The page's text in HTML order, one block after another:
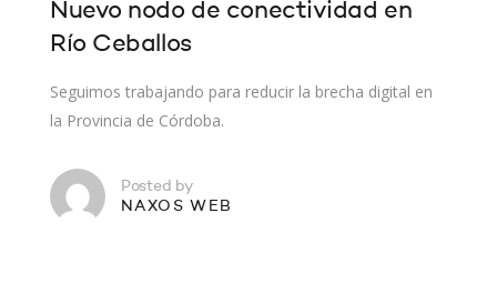
Nuevo nodo de conectividad en
Río Ceballos
Seguimos trabajando para reducir la brecha digital en
la Provincia de Córdoba.
Posted by
NAXOS WEB